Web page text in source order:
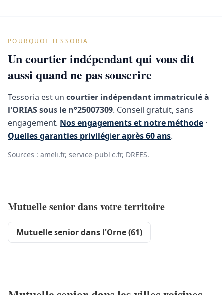
POURQUOI TESSORIA
Un courtier indépendant qui vous dit
aussi quand ne pas souscrire
Tessoria est un courtier indépendant immatriculé à
l'ORIAS sous le n°25007309. Conseil gratuit, sans
engagement. Nos engagements et notre méthode ·
Quelles garanties privilégier après 60 ans.
Sources : ameli.fr, service-public.fr, DREES.
Mutuelle senior dans votre territoire
Mutuelle senior dans l'Orne (61)